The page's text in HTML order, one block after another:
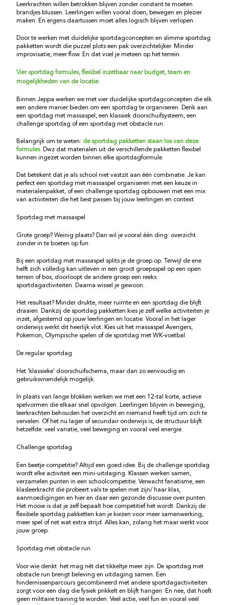
Leerkrachten willen betrokken blijven zonder constant te moeten
brandjes blussen. Leerlingen willen vooral doen, bewegen en plezier
maken. En ergens daartussen moet alles logisch blijven verlopen.
Door te werken met duidelijke sportdagconcepten en slimme sportdag
pakketten wordt die puzzel plots een pak overzichtelijker. Minder
improvisatie, meer flow. En dat voel je meteen op het terrein.
Vier sportdag formules, flexibel inzetbaar naar budget, team en
mogelijkheden van de locatie:
Binnen Jeppa werken we met vier duidelijke sportdagconcepten die elk
een andere manier bieden om een sportdag te organiseren. Denk aan
een sportdag met massaspel, een klassiek doorschuifsysteem, een
challenge sportdag of een sportdag met obstacle run.
Belangrijk om te weten: de sportdag pakketten staan los van deze
formules. Dwz dat materialen uit de verschillende pakketten flexibel
kunnen ingezet worden binnen elke sportdagformule.
Dat betekent dat je als school niet vastzit aan één combinatie. Je kan
perfect een sportdag met massaspel organiseren met een keuze in
materialenpakket, of een challenge sportdag opbouwen met een mix
van activiteiten die het best passen bij jouw leerlingen en context.
Sportdag met massaspel
Grote groep? Weinig plaats? Dan wil je vooral één ding: overzicht
zonder in te boeten op fun.
Bij een sportdag met massaspel splits je de groep op. Terwijl de ene
helft zich volledig kan uitleven in een groot groepsspel op een open
terrein of bos, doorloopt de andere groep een reeks
sportdagactiviteiten. Daarna wissel je gewoon.
Het resultaat? Minder drukte, meer ruimte en een sportdag die blijft
draaien. Dankzij de sportdag pakketten kies je zelf welke activiteiten je
inzet, afgestemd op jouw leerlingen en locatie. Vooral in het lager
onderwijs werkt dit heerlijk vlot. Kies uit het massaspel Avengers,
Pokemon, Olympische spelen of de sportdag met WK-voetbal.
De regular sportdag
Het 'klassieke' doorschuifschema, maar dan zo eenvoudig en
gebruiksvriendelijk mogelijk.
In plaats van lange blokken werken we met een 12-tal korte, actieve
spelvormen die elkaar snel opvolgen. Leerlingen blijven in beweging,
leerkrachten behouden het overzicht en niemand heeft tijd om zich te
vervelen. Of het nu lager of secundair onderwijs is, de structuur blijft
hetzelfde: veel variatie, veel beweging en vooral veel energie.
Challenge sportdag
Een beetje competitie? Altijd een goed idee. Bij de challenge sportdag
wordt elke activiteit een mini-uitdaging. Klassen werken samen,
verzamelen punten in een schoolcompetitie. Verwacht fanatisme, een
klasleerkracht die probeert vals te spelen met zijn/ haar klas,
aanmoedigingen en hier en daar een gezonde discussie over punten.
Het mooie is dat je zelf bepaalt hoe competitief het wordt. Dankzij de
flexibele sportdag pakketten kan je kiezen voor meer samenwerking,
meer spel of net wat extra strijd. Alles kan, zolang het maar werkt voor
jouw groep.
Sportdag met obstacle run
Voor wie denkt: het mag nét dat tikkeltje meer zijn. De sportdag met
obstacle run brengt beleving en uitdaging samen. Een
hindernissenparcours gecombineerd met andere sportdagactiviteiten
zorgt voor een dag die fysiek prikkelt en blijft hangen. En nee, dat hoeft
geen militaire training te worden. Veel actie, veel fun en vooral veel